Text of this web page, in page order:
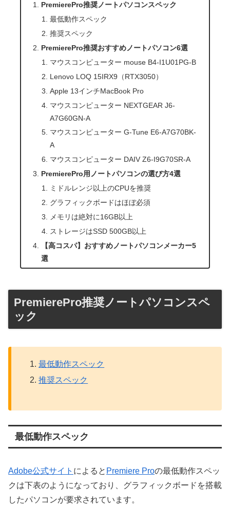
PremierePro推奨ノートパソコンスペック
最低動作スペック
推奨スペック
PremierePro推奨おすすめノートパソコン6選
マウスコンピューター mouse B4-I1U01PG-B
Lenovo LOQ 15IRX9（RTX3050）
Apple 13インチMacBook Pro
マウスコンピューター NEXTGEAR J6-
A7G60GN-A
マウスコンピューター G-Tune E6-A7G70BK-
A
マウスコンピューター DAIV Z6-I9G70SR-A
PremierePro用ノートパソコンの選び方4選
ミドルレンジ以上のCPUを推奨
グラフィックボードはほぼ必須
メモリは絶対に16GB以上
ストレージはSSD 500GB以上
【高コスパ】おすすめノートパソコンメーカー5
選
PremierePro推奨ノートパソコンスペ
ック
最低動作スペック
推奨スペック
最低動作スペック
Adobe公式サイト によると Premiere Proの最低動作スペッ
クは下表のようになっており、グラフィックボードを搭載
したパソコンが要求されています。